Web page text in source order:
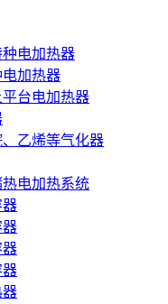
电加热器
加热器
台电加热器
乙烯等气化器
电加热系统
器
器
器
器
器